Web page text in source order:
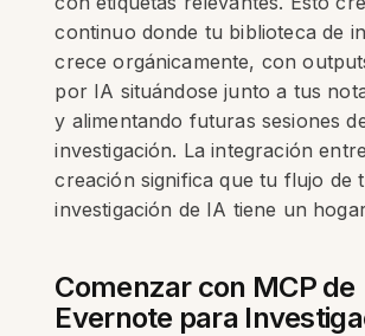
continuo donde tu biblioteca de
crece orgánicamente, con
por IA situándose junto a tus
y alimentando futuras sesiones
investigación. La integración
creación significa que tu flujo de
investigación de IA tiene un
Comenzar con MCP de
Evernote para